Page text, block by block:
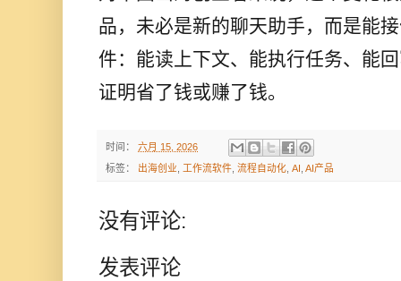
品，未必是新的聊天助手，而是能
件：能读上下文、能执行任务、能
证明省了钱或赚了钱。
时间： 六月 15, 2026
标签： 出海创业 工作流软件 流程自动化 AI AI产品
没有评论:
发表评论